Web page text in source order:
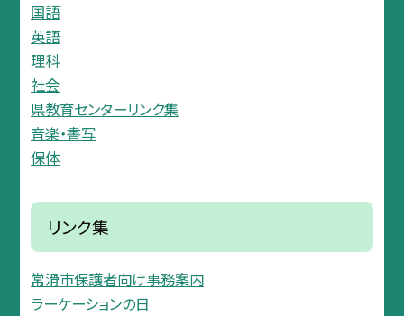
国語
英語
理科
社会
県教育センターリンク集
音楽・書写
保体
リンク集
常滑市保護者向け事務案内
ラーケーションの日